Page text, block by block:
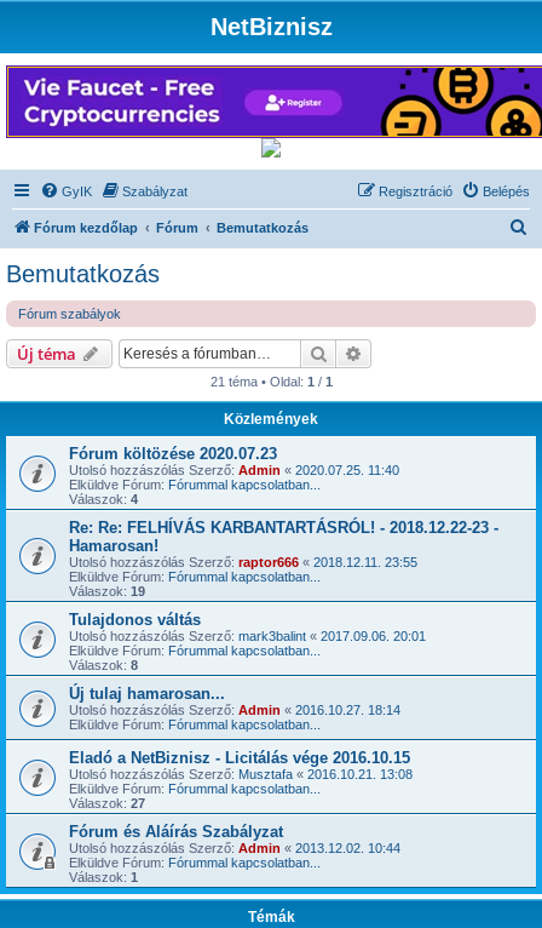
NetBiznisz
GyIK Szabályzat Belépés
Regisztráció
Fórum kezdőlap Fórum Bemutatkozás
s
Bemutatkozás
Fórum szabályok
Új téma Keresés
21 téma • Oldal: 1 / 1
Közlemények
Fórum költözése 2020.07.23
Utolsó hozzászólás Szerző: Admin « 2020.07.25. 11:40
Elküldve Fórum: Fórummal kapcsolatban...
Válaszok: 4
Re: Re: FELHÍVÁS KARBANTARTÁSRÓL! - 2018.12.22-23 -
Hamarosan!
Utolsó hozzászólás Szerző: raptor666 « 2018.12.11. 23:55
Elküldve Fórum: Fórummal kapcsolatban...
Válaszok: 19
Tulajdonos váltás
Utolsó hozzászólás Szerző: mark3balint « 2017.09.06. 20:01
Elküldve Fórum: Fórummal kapcsolatban...
Válaszok: 8
Új tulaj hamarosan...
Utolsó hozzászólás Szerző: Admin « 2016.10.27. 18:14
Elküldve Fórum: Fórummal kapcsolatban...
Eladó a NetBiznisz - Licitálás vége 2016.10.15
Utolsó hozzászólás Szerző: Musztafa « 2016.10.21. 13:08
Elküldve Fórum: Fórummal kapcsolatban...
Válaszok: 27
Fórum és Aláírás Szabályzat
Utolsó hozzászólás Szerző: Admin « 2013.12.02. 10:44
Elküldve Fórum: Fórummal kapcsolatban...
Válaszok: 1
Témák